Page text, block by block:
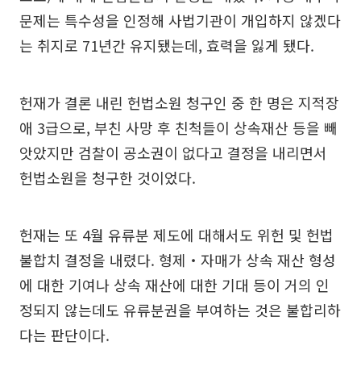
문제는 특수성을 인정해 사법기관이 개입하지 않겠다
는 취지로 71년간 유지됐는데, 효력을 잃게 됐다.
헌재가 결론 내린 헌법소원 청구인 중 한 명은 지적장
애 3급으로, 부친 사망 후 친척들이 상속재산 등을 빼
앗았지만 검찰이 공소권이 없다고 결정을 내리면서
헌법소원을 청구한 것이었다.
헌재는 또 4월 유류분 제도에 대해서도 위헌 및 헌법
불합치 결정을 내렸다. 형제‧자매가 상속 재산 형성
에 대한 기여나 상속 재산에 대한 기대 등이 거의 인
정되지 않는데도 유류분권을 부여하는 것은 불합리하
다는 판단이다.